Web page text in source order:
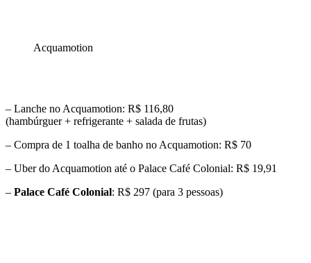
Acquamotion
– Lanche no Acquamotion: R$ 116,80
(hambúrguer + refrigerante + salada de frutas)
– Compra de 1 toalha de banho no Acquamotion: R$ 70
– Uber do Acquamotion até o Palace Café Colonial: R$ 19,91
– Palace Café Colonial: R$ 297 (para 3 pessoas)